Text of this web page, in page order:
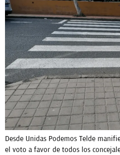
Desde Unidas Podemos Telde
el voto a favor de todos los